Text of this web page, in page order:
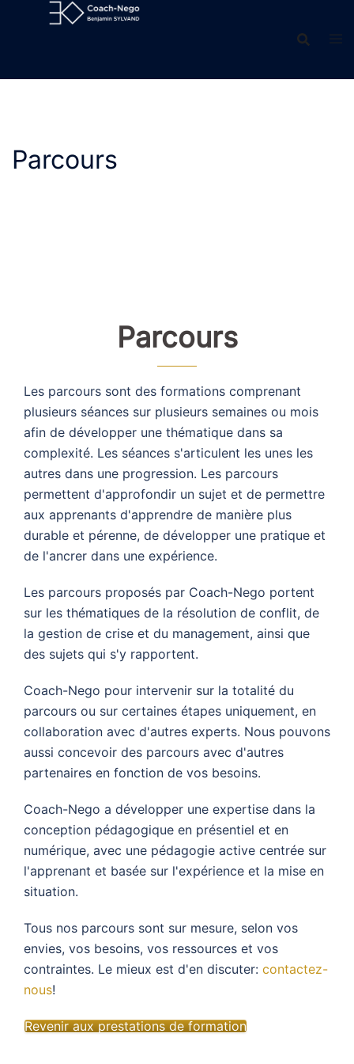
Parcours
Parcours
Les parcours sont des formations comprenant
plusieurs séances sur plusieurs semaines ou mois
afin de développer une thématique dans sa
complexité. Les séances s'articulent les unes les
autres dans une progression. Les parcours
permettent d'approfondir un sujet et de permettre
aux apprenants d'apprendre de manière plus
durable et pérenne, de développer une pratique et
de l'ancrer dans une expérience.
Les parcours proposés par Coach-Nego portent
sur les thématiques de la résolution de conflit, de
la gestion de crise et du management, ainsi que
des sujets qui s'y rapportent.
Coach-Nego pour intervenir sur la totalité du
parcours ou sur certaines étapes uniquement, en
collaboration avec d'autres experts. Nous pouvons
aussi concevoir des parcours avec d'autres
partenaires en fonction de vos besoins.
Coach-Nego a développer une expertise dans la
conception pédagogique en présentiel et en
numérique, avec une pédagogie active centrée sur
l'apprenant et basée sur l'expérience et la mise en
situation.
Tous nos parcours sont sur mesure, selon vos
envies, vos besoins, vos ressources et vos
contraintes. Le mieux est d'en discuter: contactez-
nous!
Revenir aux prestations de formation